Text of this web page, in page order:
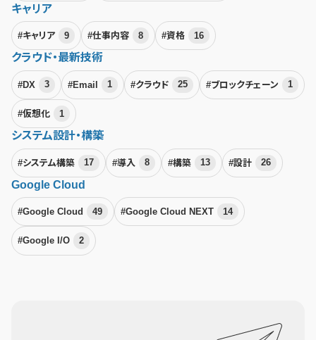
キャリア
#キャリア 9 #仕事内容 8 #資格 16
クラウド・最新技術
#DX 3 #Email 1 #クラウド 25 #ブロックチェーン 1
#仮想化 1
システム設計・構築
#システム構築 17 #導入 8 #構築 13 #設計 26
Google Cloud
#Google Cloud 49 #Google Cloud NEXT 14
#Google I/O 2